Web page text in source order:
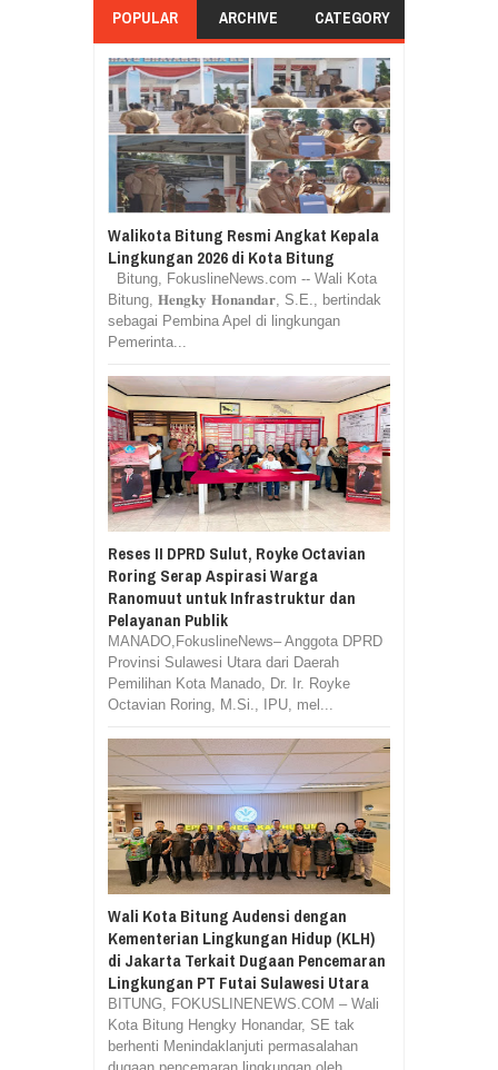
POPULAR ARCHIVE CATEGORY
Walikota Bitung Resmi Angkat Kepala
Lingkungan 2026 di Kota Bitung
Bitung, FokuslineNews.com -- Wali Kota
Bitung, 𝐇𝐞𝐧𝐠𝐤𝐲 𝐇𝐨𝐧𝐚𝐧𝐝𝐚𝐫, S.E., bertindak
sebagai Pembina Apel di lingkungan
Pemerinta...
Reses II DPRD Sulut, Royke Octavian
Roring Serap Aspirasi Warga
Ranomuut untuk Infrastruktur dan
Pelayanan Publik
MANADO,FokuslineNews– Anggota DPRD
Provinsi Sulawesi Utara dari Daerah
Pemilihan Kota Manado, Dr. Ir. Royke
Octavian Roring, M.Si., IPU, mel...
Wali Kota Bitung Audensi dengan
Kementerian Lingkungan Hidup (KLH)
di Jakarta Terkait Dugaan Pencemaran
Lingkungan PT Futai Sulawesi Utara
BITUNG, FOKUSLINENEWS.COM – Wali
Kota Bitung Hengky Honandar, SE tak
berhenti Menindaklanjuti permasalahan